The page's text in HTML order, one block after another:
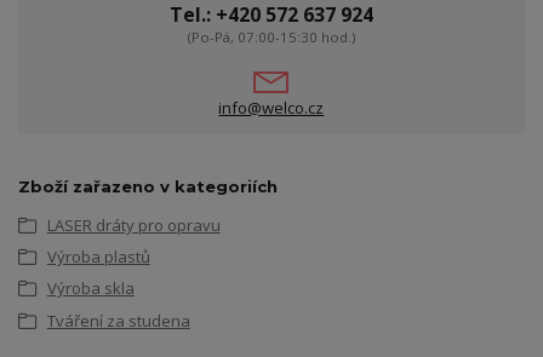
Tel.: +420 572 637 924
(Po-Pá, 07:00-15:30 hod.)
info@welco.cz
Zboží zařazeno v kategoriích
LASER dráty pro opravu
Výroba plastů
Výroba skla
Tváření za studena